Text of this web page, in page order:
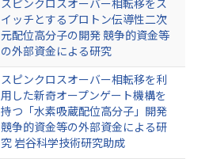
スピンクロスオーバー相転移をス
イッチとするプロトン伝導性二次
元配位高分子の開発 競争的資金等
の外部資金による研究
スピンクロスオーバー相転移を利
用した新奇オープンゲート機構を
持つ「水素吸蔵配位高分子」開発
競争的資金等の外部資金による研
究 岩谷科学技術研究助成